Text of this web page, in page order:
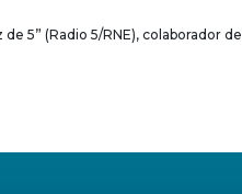
5” (Radio 5/RNE), colaborador del